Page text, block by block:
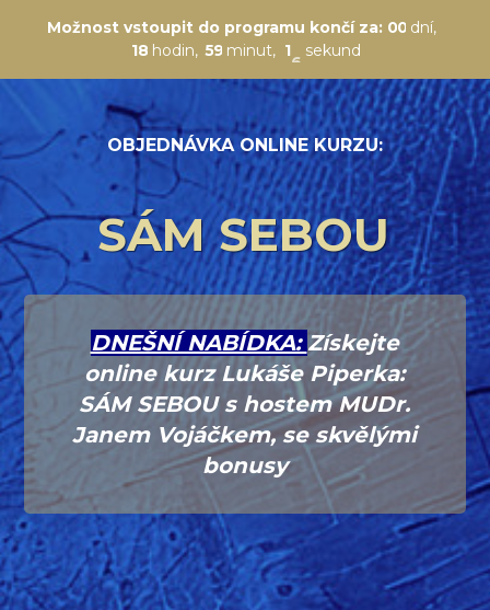
Možnost vstoupit do programu končí za: 00 dní
18 hodin 59 minut 1 sekund
OBJEDNÁVKA ONLINE KURZU:
SÁM SEBOU
DNEŠNÍ NABÍDKA: Získejte
online kurz Lukáše Piperka:
SÁM SEBOU s hostem MUDr.
Janem Vojáčkem, se skvělými
bonusy